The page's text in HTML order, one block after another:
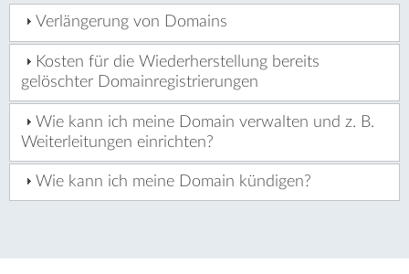
Verlängerung von Domains
Kosten für die Wiederherstellung bereits
gelöschter Domainregistrierungen
Wie kann ich meine Domain verwalten und z. B.
Weiterleitungen einrichten?
Wie kann ich meine Domain kündigen?